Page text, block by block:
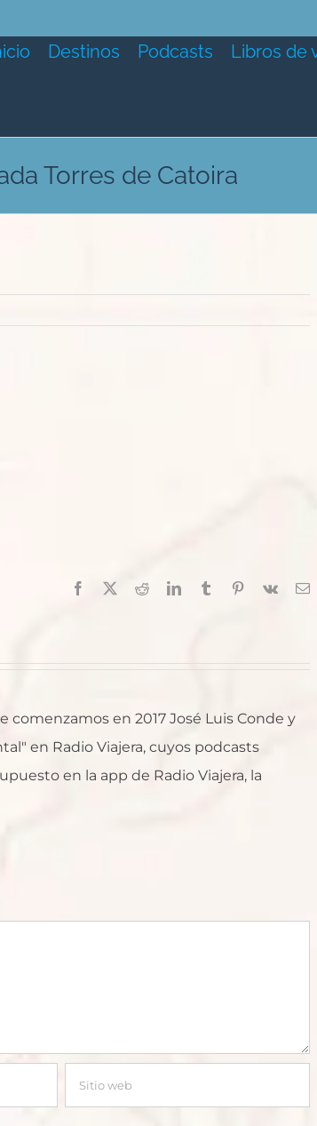
Destinos Podcasts Libros de
Torres de Catoira
Facebook RedditLinkedInTumblr Pinterest
Vk
comenzamos en 2017 José Luis Conde y
en Radio Viajera, cuyos podcasts
en la app de Radio Viajera, la